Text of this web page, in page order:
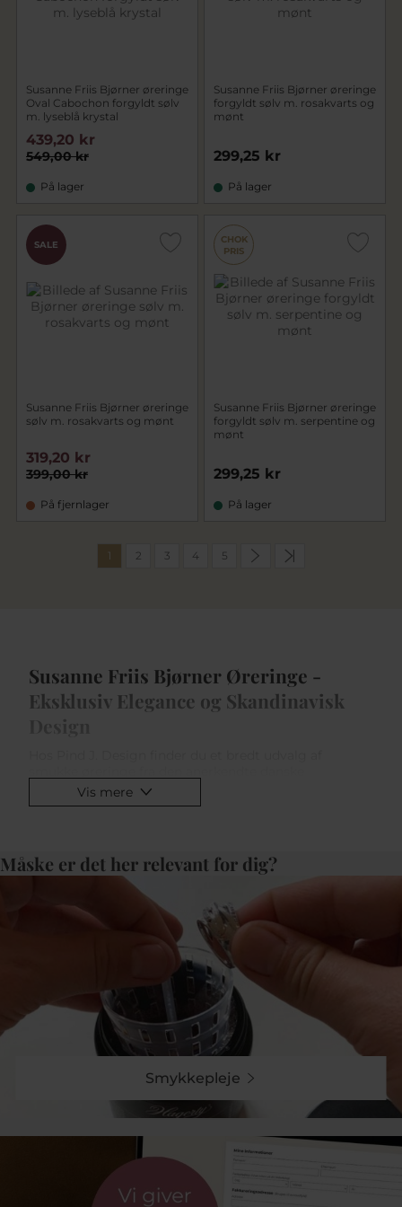
Susanne Friis Bjørner øreringe
Oval Cabochon forgyldt sølv
m. lyseblå krystal
549,00 kr
439,20 kr
På lager
Susanne Friis Bjørner øreringe
forgyldt sølv m. rosakvarts og
mønt
299,25 kr
På lager
SALE
Susanne Friis Bjørner øreringe
sølv m. rosakvarts og mønt
399,00 kr
319,20 kr
På fjernlager
CHOK
PRIS
Susanne Friis Bjørner øreringe
forgyldt sølv m. serpentine og
mønt
299,25 kr
På lager
1 2 3 4 5
Susanne Friis Bjørner Øreringe -
Eksklusiv Elegance og Skandinavisk
smykkedesigner Susanne Friis Bjørner. Med et skarpt
øje for detalje og en forkærlighed for ædle materialer
Unikke Designs og Materialer
Susanne Friis Bjørner er kendt for sine unikke designs,
der ofte kombinerer klassiske og moderne elementer.
Hendes øreringe fremstilles i materialer af høj kvalitet
som 925 Sterling sølv, forgyldt sølv og ægte
ædelstene, hvilket sikrer, at hvert smykke er både
smukt og holdbart. Kollektionerne omfatter alt fra
minimalistiske ørestikkere til mere prangende designs
med farverige ædelstene og perler, hvilket gør det
nemt at finde noget, der passer til enhver stil og
Øreringe i alle typer
Susanne Friis Bjørner tilbyder en bred vifte af
øreringetyper, der passer til enhver smag og lejlighed:
Disse enkle, men elegante øreringe er
perfekte til både hverdag og fest. De fås i forskellige
designs, herunder dem med små ædelstene og perler,
Vis mere
Måske er det her relevant for dig?
Smykkepleje